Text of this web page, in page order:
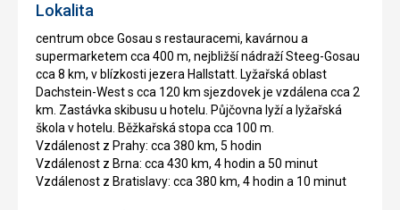
Lokalita
centrum obce Gosau s restauracemi, kavárnou a
supermarketem cca 400 m, nejbližší nádraží Steeg-Gosau
cca 8 km, v blízkosti jezera Hallstatt. Lyžařská oblast
Dachstein-West s cca 120 km sjezdovek je vzdálena cca 2
km. Zastávka skibusu u hotelu. Půjčovna lyží a lyžařská
škola v hotelu. Běžkařská stopa cca 100 m.
Vzdálenost z Prahy: cca 380 km, 5 hodin
Vzdálenost z Brna: cca 430 km, 4 hodin a 50 minut
Vzdálenost z Bratislavy: cca 380 km, 4 hodin a 10 minut